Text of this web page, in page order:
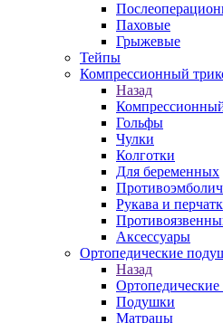
Паховые
Грыжевые
Тейпы
Компрессионный
Назад
Гольфы
Чулки
Колготки
Для беременных
Рукава и
Аксессуары
Ортопедические
Назад
Подушки
Матрацы